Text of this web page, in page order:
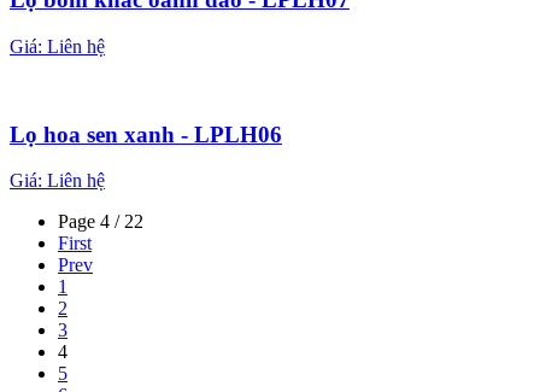
Giá: Liên hệ
Lọ hoa sen xanh - LPLH06
Giá: Liên hệ
Page 4 / 22
First
Prev
1
2
3
4
5